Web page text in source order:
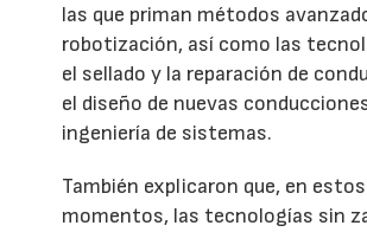
las que priman métodos
robotización, así como las
el sellado y la reparación de
el diseño de nuevas
ingeniería de sistemas.
También explicaron que, en estos
momentos, las tecnologías sin